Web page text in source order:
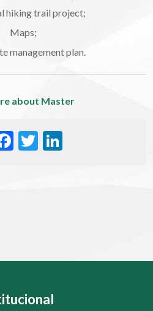
hiking trail project;
Maps;
management plan.
about Master
Facebook
Twitter